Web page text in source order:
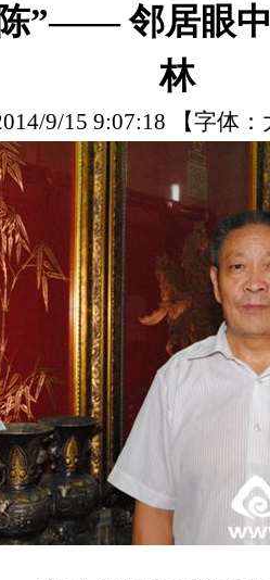
”—— 邻居眼
林
9/15 9:07:18 【字体：